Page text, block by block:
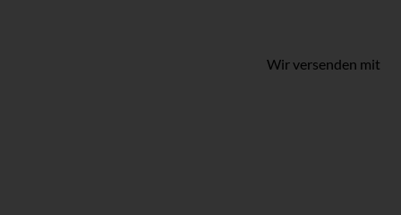
Wir versenden mit